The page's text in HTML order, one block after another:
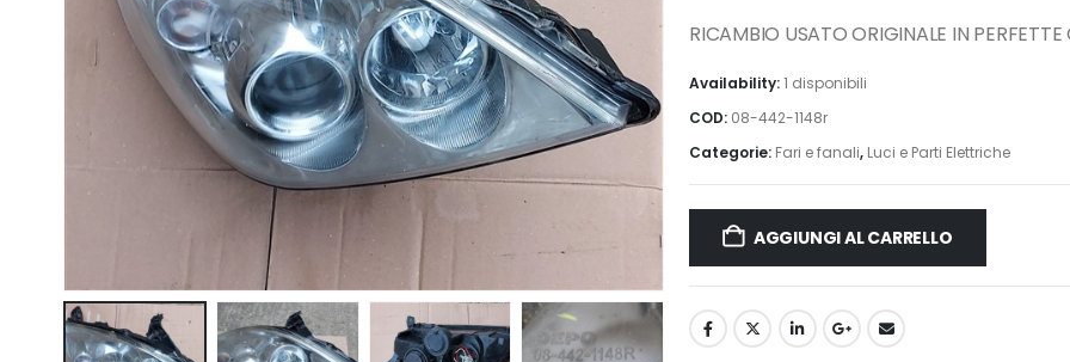
120,00€.85,00€.
RICAMBIO USATO ORIGINALE IN
Availability:1 disponibili
COD: 08-442-1148r
Categorie: Fari e fanali, Luci e Parti Elettriche
AGGIUNGI AL CARRELLO